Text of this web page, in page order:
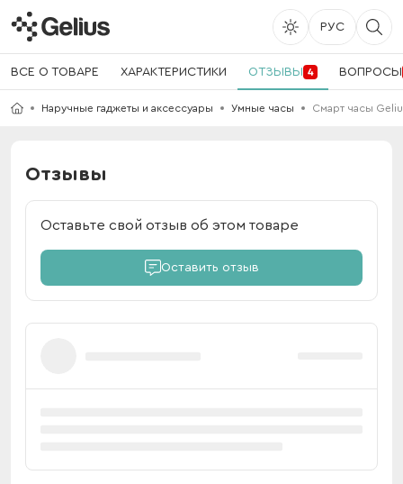
РУС
ВСЕ О ТОВАРЕ ХАРАКТЕРИСТИКИ ОТЗЫВЫ 4 ВОПРОСЫ
Наручные гаджеты и аксессуары Умные часы Смарт часы
Отзывы
Оставьте свой отзыв об этом товаре
Оставить отзыв